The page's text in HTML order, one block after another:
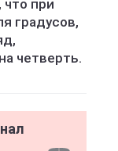
при
градусов,
четверть.